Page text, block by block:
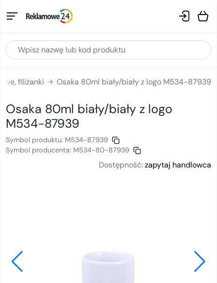
filiżanki → Osaka 80ml biały/biały z logo M534-87939
Osaka 80ml biały/biały z logo
M534-87939
Symbol produktu: M534-87939
Symbol producenta: M534-80-87939
Dostępność:zapytaj handlowca